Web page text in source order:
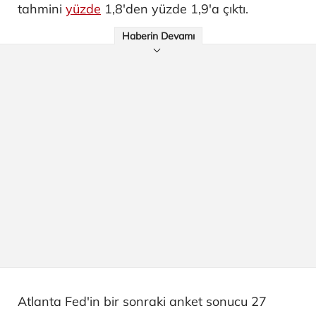
tahmini yüzde 1,8'den yüzde 1,9'a çıktı.
Haberin Devamı
Atlanta Fed'in bir sonraki anket sonucu 27